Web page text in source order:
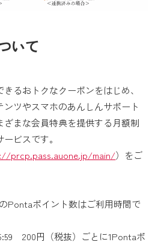
いて
るおトクなクーポンをはじめ、
ツやスマホのあんしんサポート
まな会員特典を提供する月額制
ビスです。
prcp.pass.auone.jp/main/）をご
Pontaポイント数はご利用時間で
200円（税抜）ごとに1Pontaポ